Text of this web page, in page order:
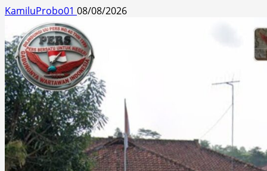
KamiluProbo01 08/08/2026